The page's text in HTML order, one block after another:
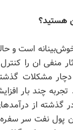
هستید؟
است و
منفی ان را
مشکلات
چند بار
در گذشته از
پول نفت سر